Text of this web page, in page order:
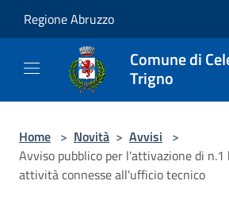
Regione Abruzzo
Comune di
Trigno
Home > Novità > Avvisi >
Avviso pubblico per l'attivazione di n.1
attività connesse all'ufficio tecnico